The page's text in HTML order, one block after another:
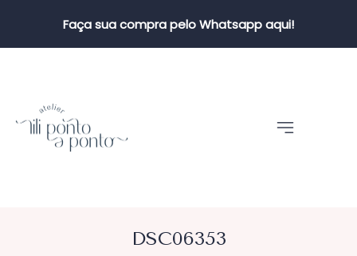
Faça sua compra pelo Whatsapp aqui!
DSC06353